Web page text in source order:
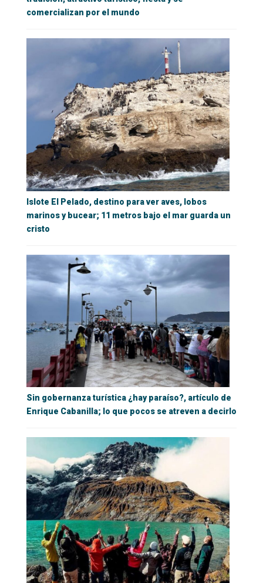
comercializan por el mundo
Islote El Pelado, destino para ver aves, lobos
marinos y bucear; 11 metros bajo el mar guarda un
cristo
Sin gobernanza turística ¿hay paraíso?, artículo de
Enrique Cabanilla; lo que pocos se atreven a decirlo